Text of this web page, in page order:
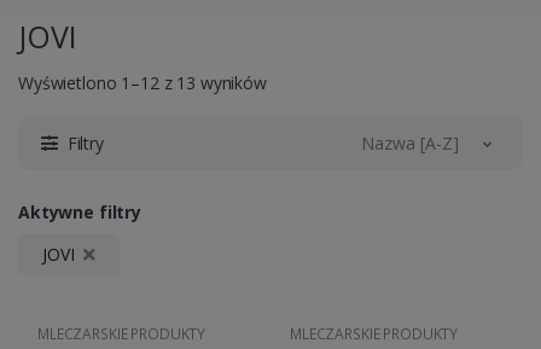
JOVI
Wyświetlono 1–12 z 13 wyników
Filtry Nazwa [A-Z]
Aktywne filtry
JOVI
MLECZARSKIE PRODUKTY
MLECZARSKIE PRODUKTY